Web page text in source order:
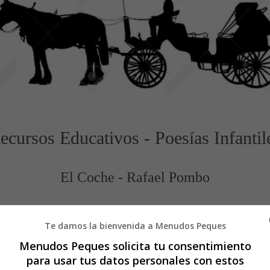
Educativos - Poesías
El Coche - Rafael Pombo
¡Traque!
¡Juape!
¡Arre!
Te damos la bienvenida a Menudos Peques
Menudos Peques solicita tu consentimiento
para usar tus datos personales con estos